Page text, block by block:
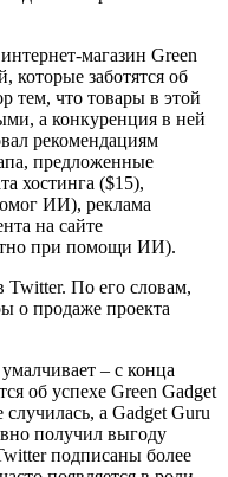
магазин Green
которые заботятся об
тем, что товары в этой
а конкуренция в ней
рекомендациям
предложенные
хостинга ($15),
ИИ), реклама
на сайте
при помощи ИИ).
Twitter. По его словам,
о продаже проекта
– с конца
об успехе Green Gadget
а Gadget Guru
получил выгоду
подписаны более